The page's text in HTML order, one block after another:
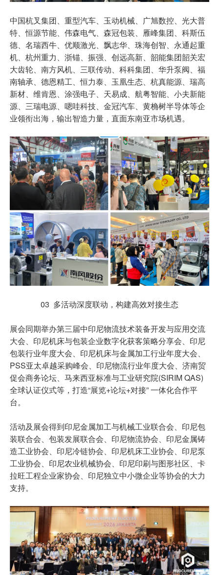
中国杭叉集团、重型汽车、玉动机械、广旭数控、光大普
特、恒源节能、伟森电气、森冠包装、雁峰集团、科斯伍
德、名瑞西牛、优顺激光、飘志华、珠海创智、永通起重
机、杭州重力、浙锚、振强、创远高新、韶能集团韶关宏
大齿轮、南方风机、三联传动、科科集团、华升泵阀、福
南轴承、德恩精工、恒力泰、玉凰生态、杭真能源、瑞高
新材、维肯恩、涂强电子、天易成、航粤智能、小夫新能
源、三瑞电源、嗯哇科技、金冠汽车、黄桷树半导体等企
业领衔出海，输出智造力量，直面东南亚市场机遇。
03 多活动深度联动，构建高效对接生态
展会同期举办第三届中印尼物流技术装备开发与应用交流
大会、印尼机床与包装企业数字化获客策略分享会、印尼
包装行业年度大会、印尼机床与金属加工行业年度大会、
PSS亚太卓越采购峰会、印尼物流行业年度大会、济南贸
促会商务论坛、马来西亚标准与工业研究院(SIRIM QAS)
全球认证仪式等，打造“展览+论坛+对接” 一体化合作平
台。
活动及展会得到印尼金属加工与机械工业联合会、印尼包
装联合会、包装发展联合会、印尼物流协会、印尼金属铸
造工业协会、印尼冷链协会、印尼机床工业协会、印尼泵
工业协会、印尼农业机械协会、印尼印刷与图形社区、卡
拉旺工程企业家协会、印尼独立中小微企业等协会的大力
支持。